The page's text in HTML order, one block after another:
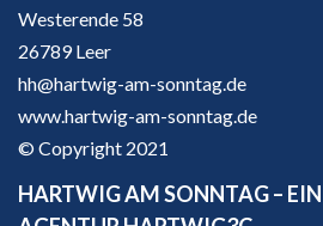
Westerende 58
26789 Leer
hh@hartwig-am-sonntag.de
www.hartwig-am-sonntag.de
© Copyright 2021
HARTWIG AM SONNTAG –